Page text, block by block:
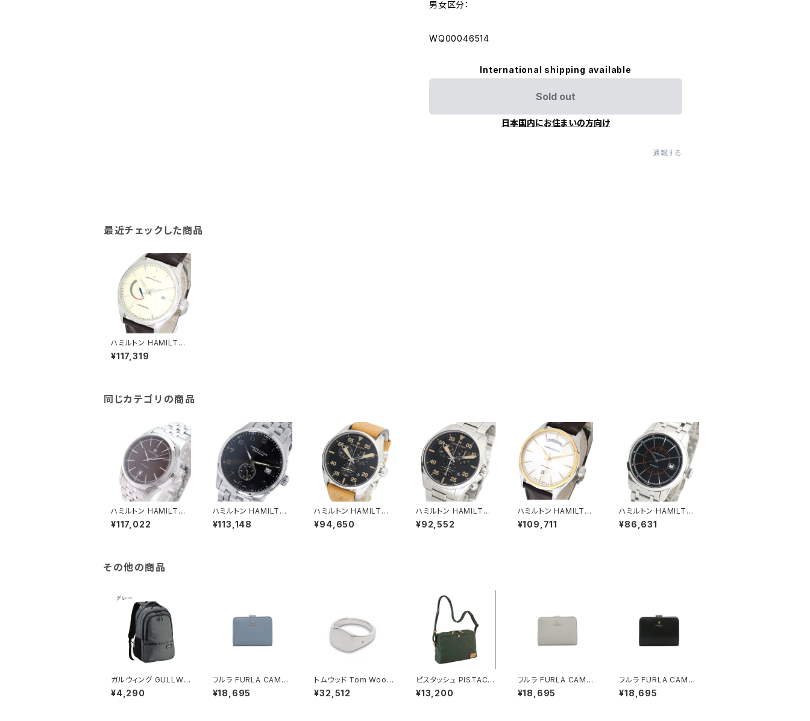
男女区分：
WQ00046514
International shipping available
Sold out
日本国内にお住まいの方向け
通報する
最近チェックした商品
ハミルトン HAMILTON
腕時計 H32635521 メ
ンズ ジャズマスター JA
¥117,319
同じカテゴリの商品
ハミルトン HAMILTON
腕時計 メンズ H42415
101 アメリカンクラシッ
¥117,022
ハミルトン HAMILTON
ジャズマスター マエスト
ロ 自動巻き メンズ 腕
¥113,148
ハミルトン HAMILTON
腕時計 H76722531 メ
ンズ カーキ アビエーシ
¥94,650
ハミルトン HAMILTON
腕時計 H76722131 メ
ンズ カーキ アビエーシ
¥92,552
ハミルトン HAMILTON
腕時計 H42525551 メ
ンズ ジャズマスター JA
¥109,711
ハミルトン HAMILTON
腕時計 H40555131 メ
ンズ アメリカン クラシッ
¥86,631
その他の商品
ガルウィング GULLWI
NG リュック 23L 軽量
大容量 デイパック 426
¥4,290
フルラ FURLA CAMEL
IA S COMPACT WAL
LETS 二つ折り財布 w
¥18,695
トムウッド Tom Wood
Mini Cushion リング 1
00771-50 シルバー
¥32,512
ピスタッシュ PISTACH
E KONBU ミニショルダ
ーバッグ 撥水 軽量 A5
¥13,200
フルラ FURLA CAMEL
IA S COMPACT WAL
LETS 二つ折り財布 w
¥18,695
フルラ FURLA CAMEL
IA S COMPACT WAL
LETS 二つ折り財布 w
¥18,695